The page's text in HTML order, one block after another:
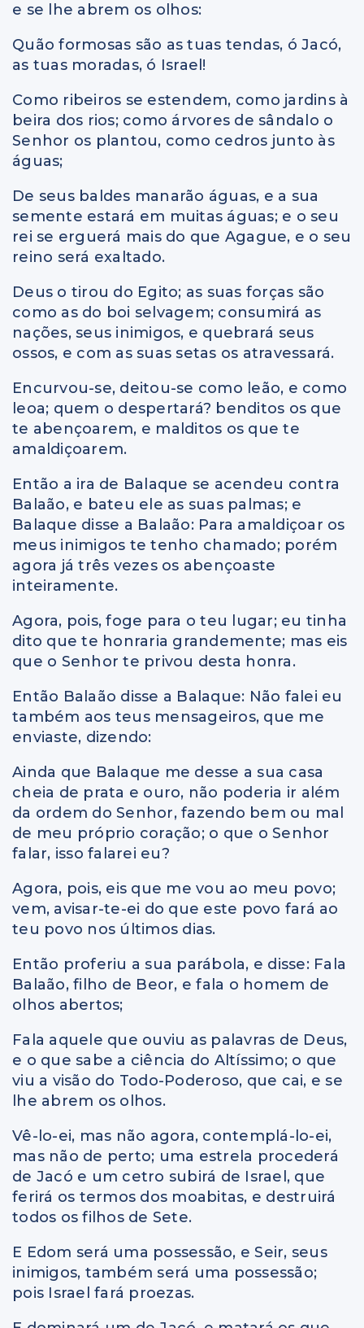
e se lhe abrem os olhos:
Quão formosas são as tuas tendas, ó Jacó,
as tuas moradas, ó Israel!
Como ribeiros se estendem, como jardins à
beira dos rios; como árvores de sândalo o
Senhor os plantou, como cedros junto às
águas;
De seus baldes manarão águas, e a sua
semente estará em muitas águas; e o seu
rei se erguerá mais do que Agague, e o seu
reino será exaltado.
Deus o tirou do Egito; as suas forças são
como as do boi selvagem; consumirá as
nações, seus inimigos, e quebrará seus
ossos, e com as suas setas os atravessará.
Encurvou-se, deitou-se como leão, e como
leoa; quem o despertará? benditos os que
te abençoarem, e malditos os que te
amaldiçoarem.
Então a ira de Balaque se acendeu contra
Balaão, e bateu ele as suas palmas; e
Balaque disse a Balaão: Para amaldiçoar os
meus inimigos te tenho chamado; porém
agora já três vezes os abençoaste
inteiramente.
Agora, pois, foge para o teu lugar; eu tinha
dito que te honraria grandemente; mas eis
que o Senhor te privou desta honra.
Então Balaão disse a Balaque: Não falei eu
também aos teus mensageiros, que me
enviaste, dizendo:
Ainda que Balaque me desse a sua casa
cheia de prata e ouro, não poderia ir além
da ordem do Senhor, fazendo bem ou mal
de meu próprio coração; o que o Senhor
falar, isso falarei eu?
Agora, pois, eis que me vou ao meu povo;
vem, avisar-te-ei do que este povo fará ao
teu povo nos últimos dias.
Então proferiu a sua parábola, e disse: Fala
Balaão, filho de Beor, e fala o homem de
olhos abertos;
Fala aquele que ouviu as palavras de Deus,
e o que sabe a ciência do Altíssimo; o que
viu a visão do Todo-Poderoso, que cai, e se
lhe abrem os olhos.
Vê-lo-ei, mas não agora, contemplá-lo-ei,
mas não de perto; uma estrela procederá
de Jacó e um cetro subirá de Israel, que
ferirá os termos dos moabitas, e destruirá
todos os filhos de Sete.
E Edom será uma possessão, e Seir, seus
inimigos, também será uma possessão;
pois Israel fará proezas.